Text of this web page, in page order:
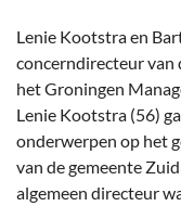
Lenie Kootstra en
concerndirecteur van
het Groningen
Lenie Kootstra (56)
onderwerpen op het
van de gemeente
algemeen directeur